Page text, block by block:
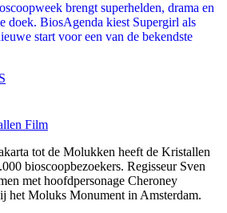
brengt superhelden, drama en
doek. BiosAgenda kiest Supergirl als
start voor een van de bekendste
Film
tot de Molukken heeft de Kristallen
bioscoopbezoekers. Regisseur Sven
met hoofdpersonage Cheroney
het Moluks Monument in Amsterdam.